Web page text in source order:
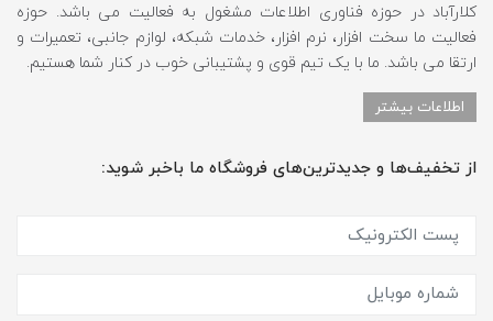
کلارآباد در حوزه فناوری اطلاعات مشغول به فعالیت می باشد. حوزه
فعالیت ما سخت افزار، نرم افزار، خدمات شبکه، لوازم جانبی، تعمیرات و
ارتقا می باشد. ما با یک تیم قوی و پشتیبانی خوب در کنار شما هستیم.
اطلاعات بیشتر
از تخفیف‌ها و جدیدترین‌های فروشگاه ما باخبر شوید: